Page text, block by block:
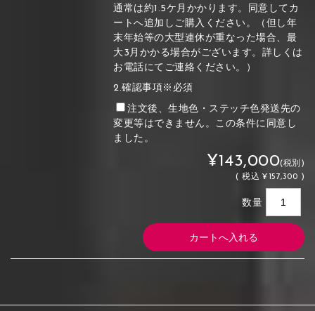
通常は約1.5ケ月かかります。同意してカ
ートへ追加しご購入ください。（但し年
末年始等の大型連休が重なった場合、最
大3月かかる場合がございます。詳しくは
お電話にてご連絡ください。）
2.確認事項※必須
注文後、生地色・ステッチ色発送先の
変更等はできません。この条件に同意し
ました。
¥143,000(税別)
(税込 ¥157,300 )
数量